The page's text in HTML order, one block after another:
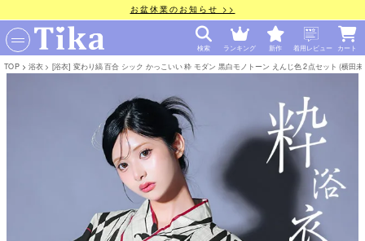
お盆休業のお知らせ >>
検索 ランキング 新作 着用レビュー カート
TOP 浴衣 [浴衣] 変わり縞 百合 シック かっこいい 粋 モダン 黒白モノトーン えんじ色 2点セット (横田